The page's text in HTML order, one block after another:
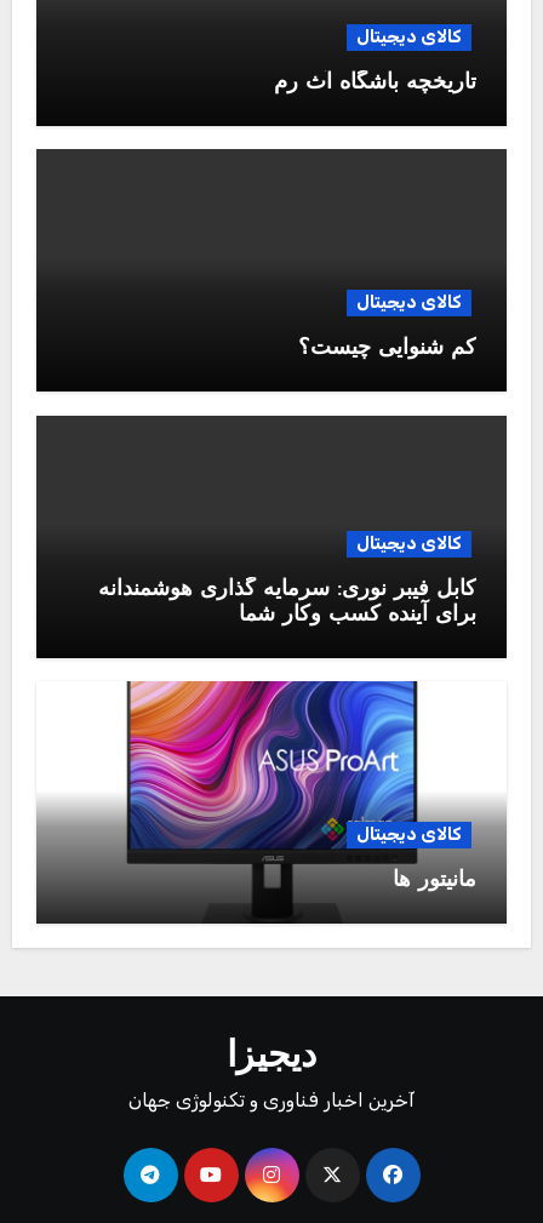
کالای دیجیتال
تاریخچه باشگاه آث رم
کالای دیجیتال
کم شنوایی چیست؟
کالای دیجیتال
کابل فیبر نوری: سرمایه گذاری هوشمندانه
برای آینده کسب وکار شما
کالای دیجیتال
مانیتور ها
دیجیزا
آخرین اخبار فناوری و تکنولوژی جهان